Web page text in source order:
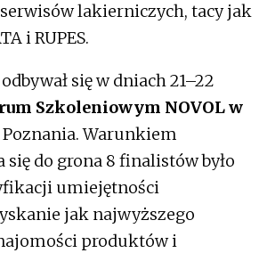
lakierniczych, tacy jak
i RUPES.
się w dniach 21–22
Szkoleniowym NOVOL w
Warunkiem
do grona 8 finalistów było
umiejętności
jak najwyższego
produktów i